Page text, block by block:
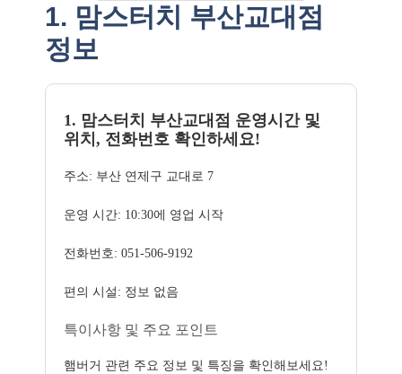
1. 맘스터치 부산교대점
정보
1. 맘스터치 부산교대점 운영시간 및
위치, 전화번호 확인하세요!
주소: 부산 연제구 교대로 7
운영 시간: 10:30에 영업 시작
전화번호: 051-506-9192
편의 시설: 정보 없음
특이사항 및 주요 포인트
햄버거 관련 주요 정보 및 특징을 확인해보세요!